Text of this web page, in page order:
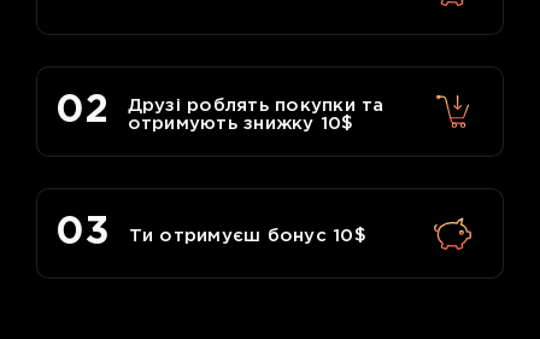
02
Друзі роблять покупки та
отримують знижку 10$
03 Ти отримуєш бонус 10$